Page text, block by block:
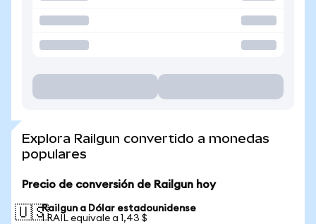
Explora Railgun convertido a monedas
populares
Precio de conversión de Railgun hoy
🇺🇸Railgun a Dólar estadounidense
1 RAIL equivale a 1,43 $